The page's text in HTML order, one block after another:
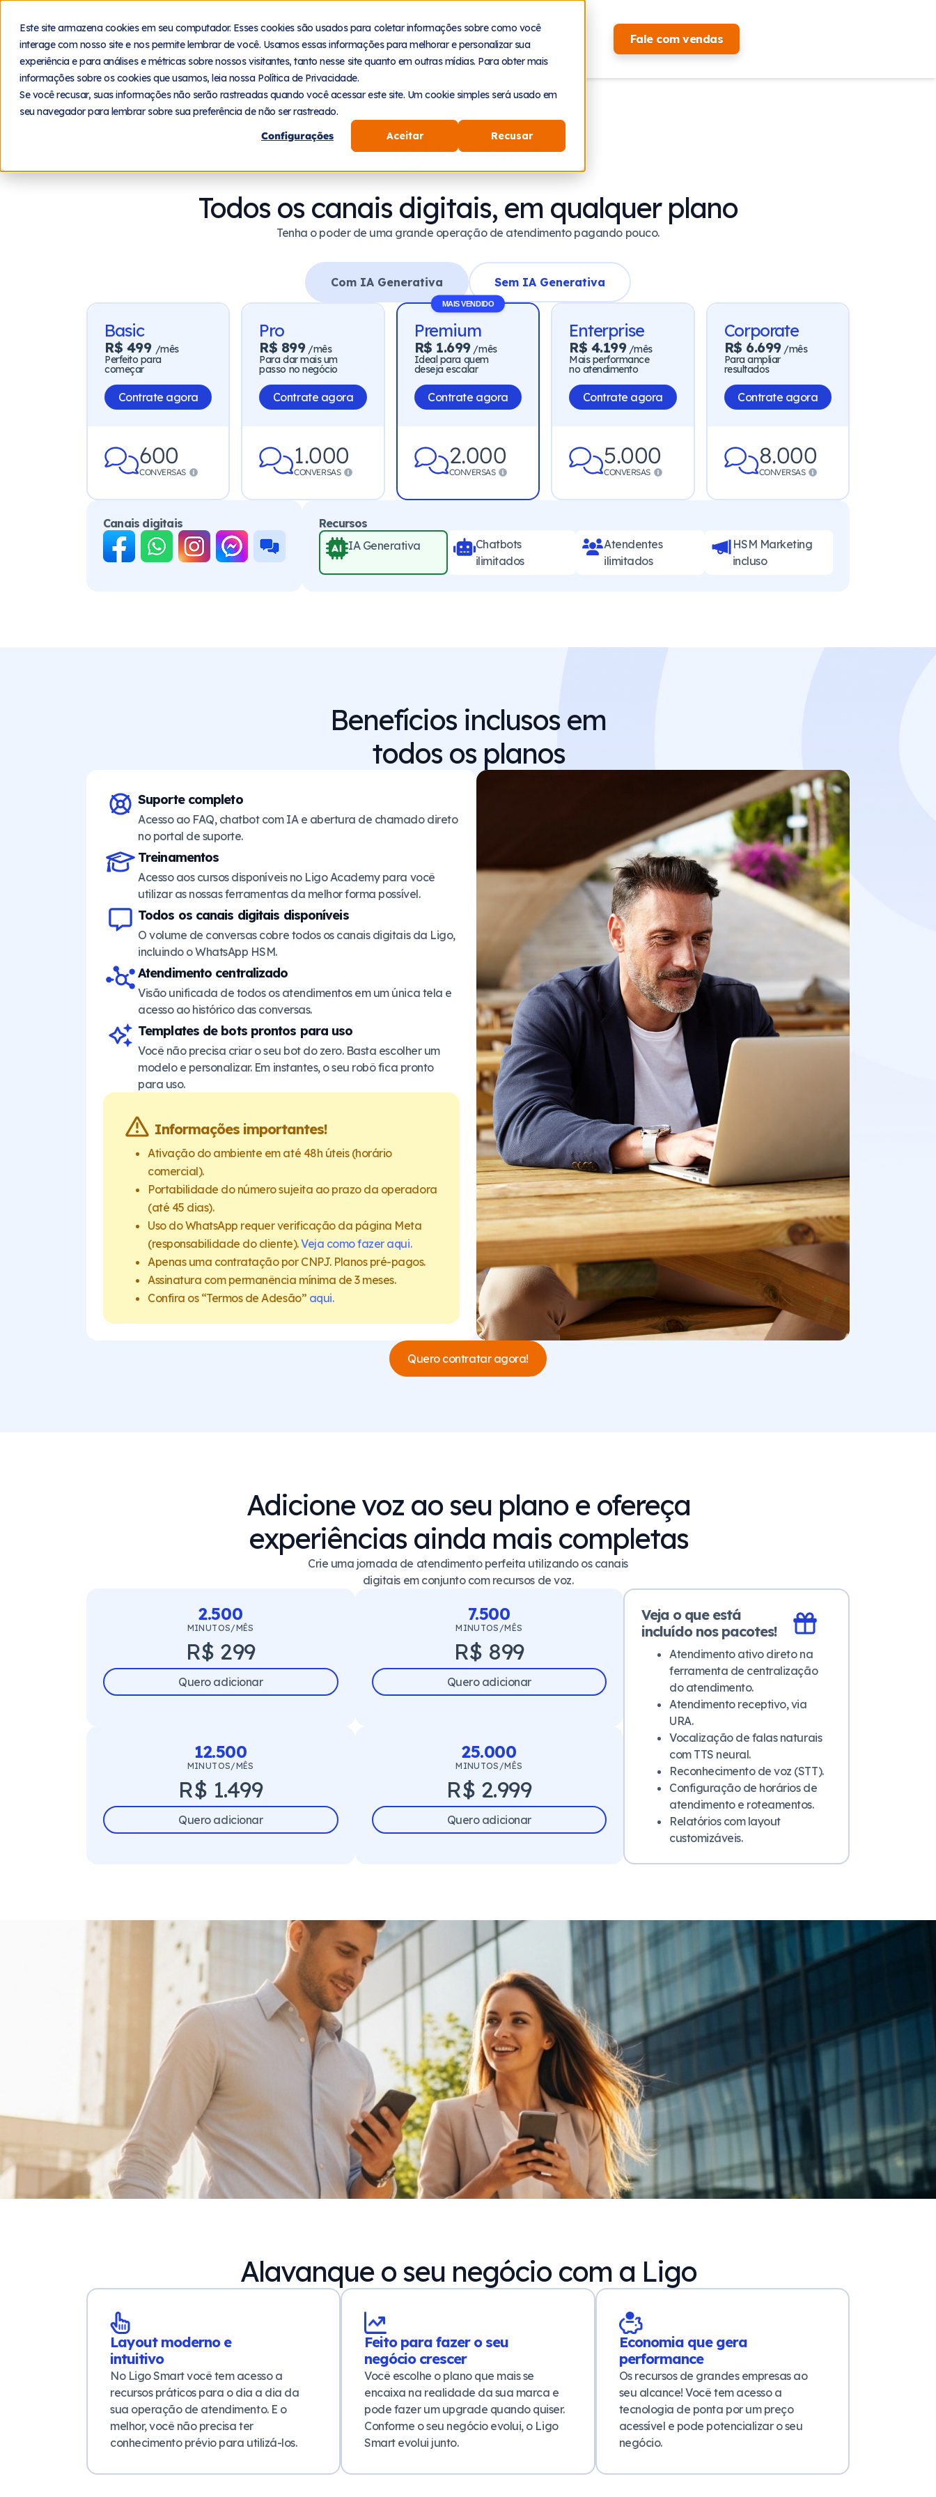
Este site armazena cookies em seu computador. Esses cookies são usados para coletar informações sobre como você
interage com nosso site e nos permite lembrar de você. Usamos essas informações para melhorar e personalizar sua
experiência e para análises e métricas sobre nossos visitantes, tanto nesse site quanto em outras mídias. Para obter mais
informações sobre os cookies que usamos, leia nossa Política de Privacidade.
Se você recusar, suas informações não serão rastreadas quando você acessar este site. Um cookie simples será usado em
seu navegador para lembrar sobre sua preferência de não ser rastreado.
Configurações
Aceitar Recusar
Plataforma Segmentos Recursos Planos
Cases
Seja um parceiro
Fale com vendas
Todos os canais digitais, em qualquer plano
Tenha o poder de uma grande operação de atendimento pagando pouco.
Com IA Generativa Sem IA Generativa
Basic
R$ 499 /mês
Perfeito para
começar
Contrate agora
600
CONVERSAS
Pro
R$ 899 /mês
Para dar mais um
passo no negócio
Contrate agora
1.000
CONVERSAS
MAIS VENDIDO
Premium
R$ 1.699 /mês
Ideal para quem
deseja escalar
Contrate agora
2.000
CONVERSAS
Enterprise
R$ 4.199 /mês
Mais performance
no atendimento
Contrate agora
5.000
CONVERSAS
Corporate
R$ 6.699 /mês
Para ampliar
resultados
Contrate agora
8.000
CONVERSAS
Canais digitais
Recursos
IA Generativa
Chatbots
ilimitados
Atendentes
ilimitados
HSM Marketing
incluso
Benefícios inclusos em
todos os planos
Suporte completo
Acesso ao FAQ, chatbot com IA e abertura de chamado direto
no portal de suporte.
Treinamentos
Acesso aos cursos disponíveis no Ligo Academy para você
utilizar as nossas ferramentas da melhor forma possível.
Todos os canais digitais disponíveis
O volume de conversas cobre todos os canais digitais da Ligo,
incluindo o WhatsApp HSM.
Atendimento centralizado
Visão unificada de todos os atendimentos em um única tela e
acesso ao histórico das conversas.
Templates de bots prontos para uso
Você não precisa criar o seu bot do zero. Basta escolher um
modelo e personalizar. Em instantes, o seu robô fica pronto
para uso.
Informações importantes!
Ativação do ambiente em até 48h úteis (horário
comercial).
Portabilidade do número sujeita ao prazo da operadora
(até 45 dias).
Uso do WhatsApp requer verificação da página Meta
(responsabilidade do cliente).Veja como fazer aqui.
Apenas uma contratação por CNPJ. Planos pré-pagos.
Assinatura com permanência mínima de 3 meses.
Confira os “Termos de Adesão” aqui.
Quero contratar agora!
Adicione voz ao seu plano e ofereça
experiências ainda mais completas
Crie uma jornada de atendimento perfeita utilizando os canais
digitais em conjunto com recursos de voz.
2.500
MINUTOS/MÊS
R$ 299
Quero adicionar
7.500
MINUTOS/MÊS
R$ 899
Quero adicionar
12.500
MINUTOS/MÊS
R$ 1.499
Quero adicionar
25.000
MINUTOS/MÊS
R$ 2.999
Quero adicionar
Veja o que está
incluído nos pacotes!
Atendimento ativo direto na
ferramenta de centralização
do atendimento.
Atendimento receptivo, via
URA.
Vocalização de falas naturais
com TTS neural.
Reconhecimento de voz (STT).
Configuração de horários de
atendimento e roteamentos.
Relatórios com layout
customizáveis.
Alavanque o seu negócio com a Ligo
Layout moderno e
intuitivo
No Ligo Smart você tem acesso a
recursos práticos para o dia a dia da
sua operação de atendimento. E o
melhor, você não precisa ter
conhecimento prévio para utilizá-los.
Feito para fazer o seu
negócio crescer
Você escolhe o plano que mais se
encaixa na realidade da sua marca e
pode fazer um upgrade quando quiser.
Conforme o seu negócio evolui, o Ligo
Smart evolui junto.
Economia que gera
performance
Os recursos de grandes empresas ao
seu alcance! Você tem acesso a
tecnologia de ponta por um preço
acessível e pode potencializar o seu
negócio.